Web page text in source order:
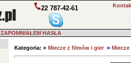
22 787-42-61
ZAPOMNIAŁEM HASŁA
Kategoria: » Miecze z filmów i gier » Miecze